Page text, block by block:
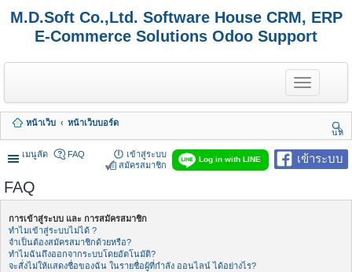
M.D.Soft Co.,Ltd. Software House CRM, ERP
E-Commerce Solutions Odoo Support
T
o
g
e
n
a
g
หน้าเว็บ
หน้าเว็บบอร์ด
นห
า
เมนูลัด
เข้าระบบ
Log in with LINE
FAQ
เข้าสู่ระบบ
สมัครสมาชิก
FAQ
การเข้าสู่ระบบ และ การสมัครสมาชิก
ทำไมเข้าสู่ระบบไม่ได้ ?
จำเป็นต้องสมัครสมาชิกด้วยหรือ?
ทำไมฉันถึงออกจากระบบโดยอัตโนมัติ?
จะสั่งไม่ให้แสดงชื่อของฉัน ในรายชื่อผู้ที่กำลัง ออนไลน์ ได้อย่างไร?